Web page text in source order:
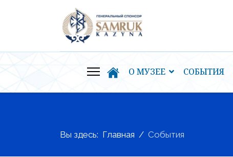
О МУЗЕЕ СОБЫТИЯ
Вы здесь: Главная События